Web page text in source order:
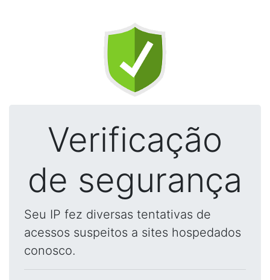
Verificação
de segurança
Seu IP fez diversas tentativas de
acessos suspeitos a sites hospedados
conosco.